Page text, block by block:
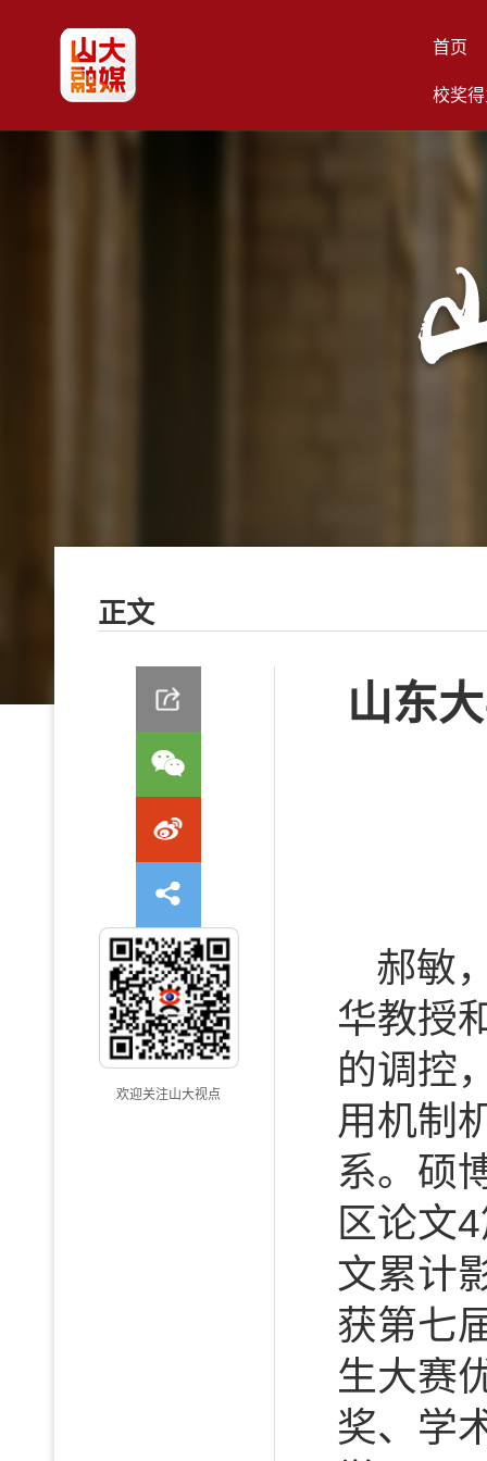
首页
校奖
正文
欢迎关注山大视点
山东
郝敏
华教授
的调控
用机制
系。硕
区论文
文累计
获第七
生大赛
奖、学